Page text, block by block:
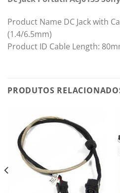
Product Name DC Jack with
(1.4/6.5mm)
Product ID Cable Length:
PRODUTOS